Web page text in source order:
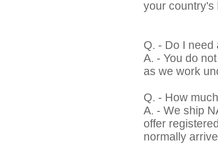
your country's
Q. - Do I
A. - You do
as we work
Q. - How
A. - We ship
offer
normally